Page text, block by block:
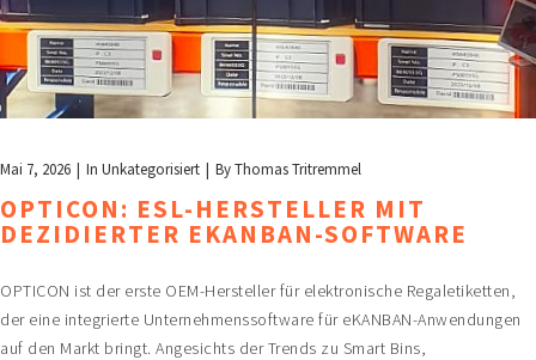
Mai 7, 2026 In Unkategorisiert ByThomas Tritremmel
OPTICON: ESL-HERSTELLER MIT
DEZIDIERTER EKANBAN-SOFTWARE
OPTICON ist der erste OEM-Hersteller für elektronische Regaletiketten,
der eine integrierte Unternehmenssoftware für eKANBAN-Anwendungen
auf den Markt bringt. Angesichts der Trends zu Smart Bins,